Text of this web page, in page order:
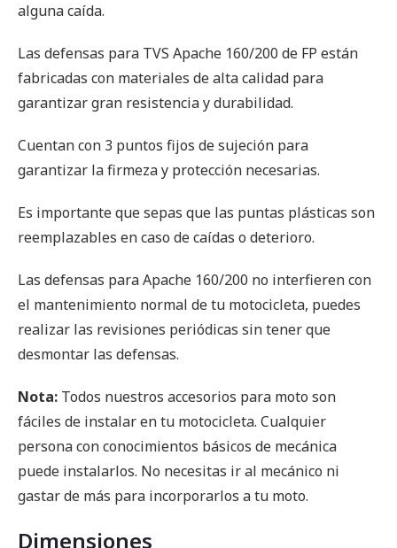
alguna caída.
Las defensas para TVS Apache 160/200 de FP están
fabricadas con materiales de alta calidad para
garantizar gran resistencia y durabilidad.
Cuentan con 3 puntos fijos de sujeción para
garantizar la firmeza y protección necesarias.
Es importante que sepas que las puntas plásticas son
reemplazables en caso de caídas o deterioro.
Las defensas para Apache 160/200 no interfieren con
el mantenimiento normal de tu motocicleta, puedes
realizar las revisiones periódicas sin tener que
desmontar las defensas.
Nota: Todos nuestros accesorios para moto son
fáciles de instalar en tu motocicleta. Cualquier
persona con conocimientos básicos de mecánica
puede instalarlos. No necesitas ir al mecánico ni
gastar de más para incorporarlos a tu moto.
Dimensiones